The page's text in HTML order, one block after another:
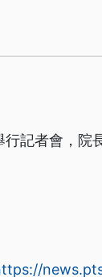
記者會，